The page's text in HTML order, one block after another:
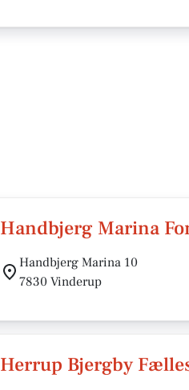
Handbjerg Marina
Handbjerg Marina 10
7830 Vinderup
Herrup Bjergby